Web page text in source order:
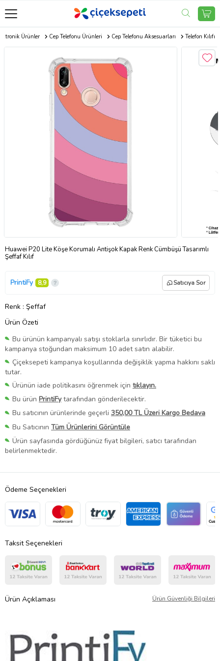
Ürünler Cep Telefonu Ürünleri Cep Telefonu Aksesuarları Telefon Kılıfı
Huawei P20 Lite Köşe Korumalı Antişok Kapak Renk Cümbüşü Tasarımlı
Şeffaf Kılıf
PrintiFy 8,9 Satıcıya Sor
Renk : Şeffaf
Ürün Özeti
Bu ürünün kampanyalı satışı stoklarla sınırlıdır. Bir tüketici bu
kampanya stoğundan maksimum 10 adet satın alabilir.
Çiçeksepeti kampanya koşullarında değişiklik yapma hakkını saklı
tutar.
Ürünün iade politikasını öğrenmek için tıklayın.
Bu ürün PrintiFytarafından gönderilecektir.
Bu satıcının ürünlerinde geçerli 350,00 TL Üzeri Kargo Bedava
Bu Satıcının Tüm Ürünlerini Görüntüle
Ürün sayfasında gördüğünüz fiyat bilgileri, satıcı tarafından
belirlenmektedir.
Ödeme Seçenekleri
Taksit Seçenekleri
Ürün Açıklaması Ürün Güvenliği Bilgileri